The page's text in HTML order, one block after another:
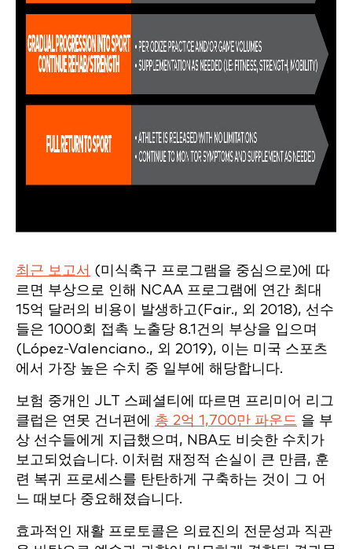
최근 보고서 (미식축구 프로그램을 중심으로)에 따
르면 부상으로 인해 NCAA 프로그램에 연간 최대
15억 달러의 비용이 발생하고(Fair., 외 2018), 선수
들은 1000회 접촉 노출당 8.1건의 부상을 입으며
(López-Valenciano., 외 2019), 이는 미국 스포츠
에서 가장 높은 수치 중 일부에 해당합니다.
보험 중개인 JLT 스페셜티에 따르면 프리미어 리그
클럽은 연못 건너편에 총 2억 1,700만 파운드 을 부
상 선수들에게 지급했으며, NBA도 비슷한 수치가
보고되었습니다. 이처럼 재정적 손실이 큰 만큼, 훈
련 복귀 프로세스를 탄탄하게 구축하는 것이 그 어
느 때보다 중요해졌습니다.
효과적인 재활 프로토콜은 의료진의 전문성과 직관